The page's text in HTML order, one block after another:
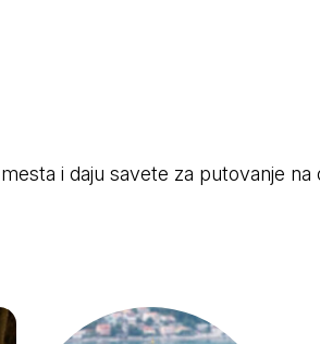
i daju savete za putovanje na